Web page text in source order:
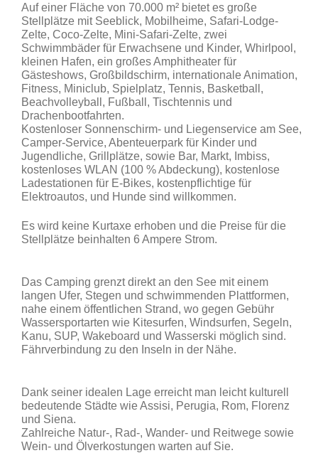
Auf einer Fläche von 70.000 m² bietet es große
Stellplätze mit Seeblick, Mobilheime, Safari-Lodge-
Zelte, Coco-Zelte, Mini-Safari-Zelte, zwei
Schwimmbäder für Erwachsene und Kinder, Whirlpool,
kleinen Hafen, ein großes Amphitheater für
Gästeshows, Großbildschirm, internationale Animation,
Fitness, Miniclub, Spielplatz, Tennis, Basketball,
Beachvolleyball, Fußball, Tischtennis und
Drachenbootfahrten.
Kostenloser Sonnenschirm- und Liegenservice am See,
Camper-Service, Abenteuerpark für Kinder und
Jugendliche, Grillplätze, sowie Bar, Markt, Imbiss,
kostenloses WLAN (100 % Abdeckung), kostenlose
Ladestationen für E-Bikes, kostenpflichtige für
Elektroautos, und Hunde sind willkommen.
Es wird keine Kurtaxe erhoben und die Preise für die
Stellplätze beinhalten 6 Ampere Strom.
Das Camping grenzt direkt an den See mit einem
langen Ufer, Stegen und schwimmenden Plattformen,
nahe einem öffentlichen Strand, wo gegen Gebühr
Wassersportarten wie Kitesurfen, Windsurfen, Segeln,
Kanu, SUP, Wakeboard und Wasserski möglich sind.
Fährverbindung zu den Inseln in der Nähe.
Dank seiner idealen Lage erreicht man leicht kulturell
bedeutende Städte wie Assisi, Perugia, Rom, Florenz
und Siena.
Zahlreiche Natur-, Rad-, Wander- und Reitwege sowie
Wein- und Ölverkostungen warten auf Sie.